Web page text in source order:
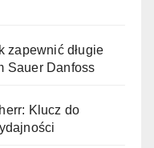
zapewnić długie
Sauer Danfoss
Klucz do